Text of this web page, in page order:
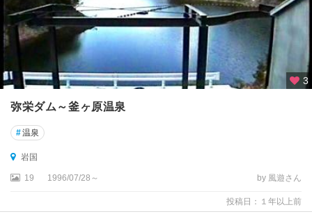
3
弥栄ダム～釜ヶ原温泉
#温泉
岩国
19 1996/07/28～ by 風遊さん
投稿日：１年以上前